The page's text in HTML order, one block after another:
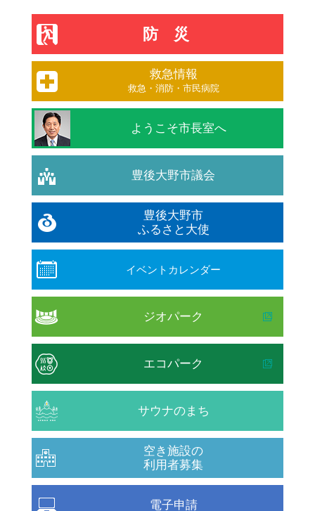
防災
救急情報
救急・消防・市民病院
ようこそ市長室へ
豊後大野市議会
豊後大野市
ふるさと大使
イベントカレンダー
ジオパーク
エコパーク
サウナのまち
空き施設の
利用者募集
電子申請